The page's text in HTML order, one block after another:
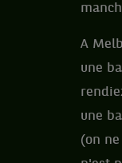
A
une
une
(on